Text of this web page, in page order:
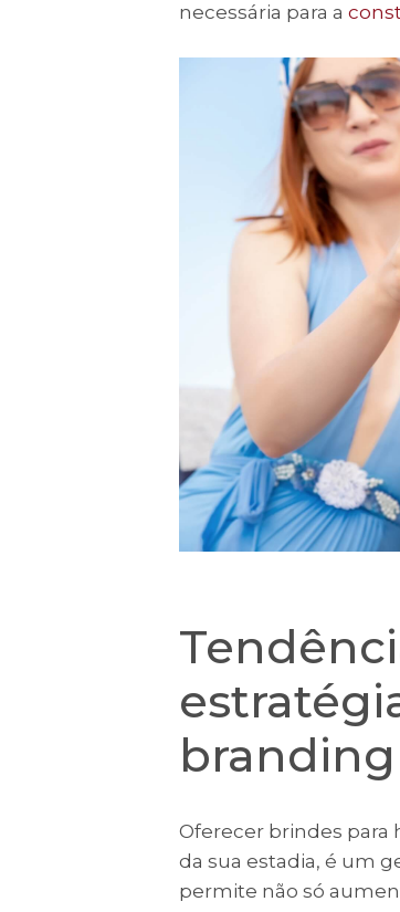
necessária para a
branding
Oferecer brindes para
da sua estadia, é um
permite não só